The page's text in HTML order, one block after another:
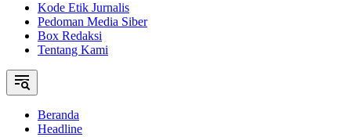
Kode Etik Jurnalis
Pedoman Media Siber
Box Redaksi
Tentang Kami
Beranda
Headline